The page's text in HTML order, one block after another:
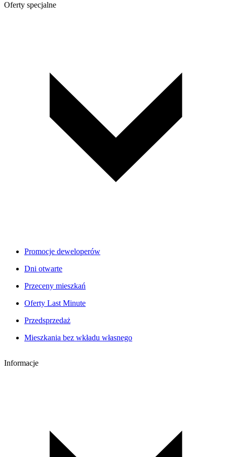
Oferty specjalne
Promocje deweloperów
Dni otwarte
Przeceny mieszkań
Oferty Last Minute
Przedsprzedaż
Mieszkania bez wkładu własnego
Informacje